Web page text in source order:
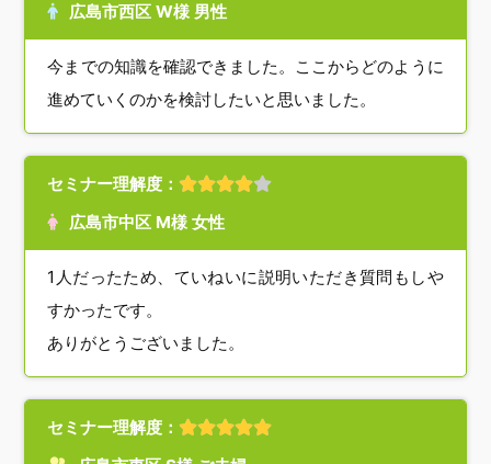
広島市西区 W様 男性
今までの知識を確認できました。ここからどのように
進めていくのかを検討したいと思いました。
セミナー理解度：
広島市中区 M様 女性
1人だったため、ていねいに説明いただき質問もしや
すかったです。
ありがとうございました。
セミナー理解度：